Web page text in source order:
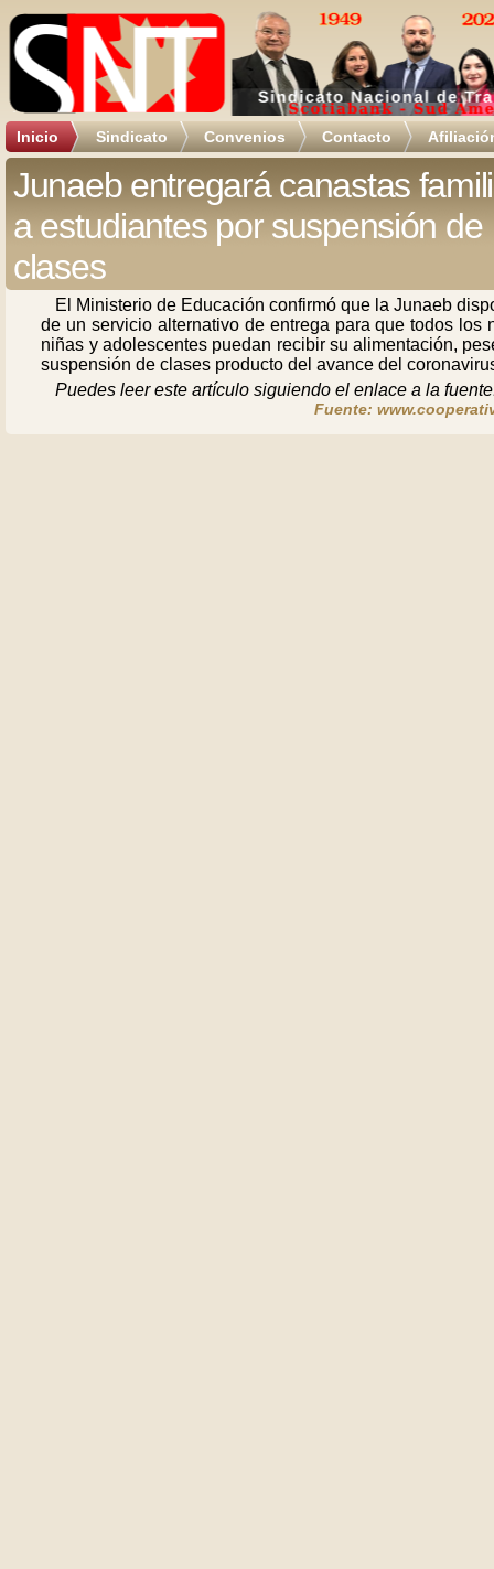
Inicio Sindicato Convenios Contacto
Junaeb entregará canastas
a estudiantes por suspensión de
clases
El Ministerio de Educación confirmó que la Junaeb
de un servicio alternativo de entrega para que todos los
niñas y adolescentes puedan recibir su alimentación,
suspensión de clases producto del avance del
Puedes leer este artículo siguiendo el enlace a la
Fuente: